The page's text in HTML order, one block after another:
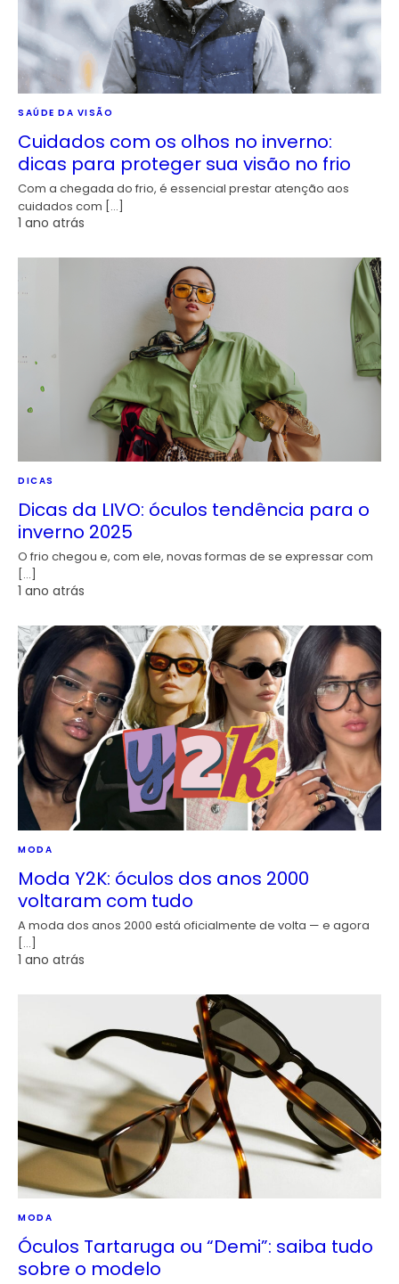
SAÚDE DA VISÃO
Cuidados com os olhos no inverno:
dicas para proteger sua visão no frio
Com a chegada do frio, é essencial prestar atenção aos
cuidados com […]
1 ano atrás
DICAS
Dicas da LIVO: óculos tendência para o
inverno 2025
O frio chegou e, com ele, novas formas de se expressar com
[…]
1 ano atrás
MODA
Moda Y2K: óculos dos anos 2000
voltaram com tudo
A moda dos anos 2000 está oficialmente de volta — e agora
[…]
1 ano atrás
MODA
Óculos Tartaruga ou “Demi”: saiba tudo
sobre o modelo